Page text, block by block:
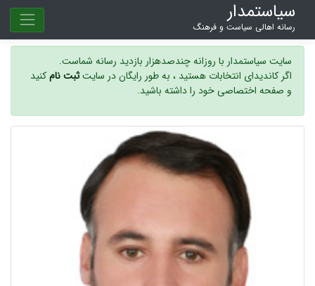
سیاستمدار
رسانه اهالی سیاست و فرهنگ
سایت سیاستمدار با روزانه چندصدهزار بازدید رسانه شماست.
اگر کاندیدای انتخابات هستید ، به طور رایگان در سایتثبت نامکنید
و صفحه اختصاصی خود را داشته باشید.